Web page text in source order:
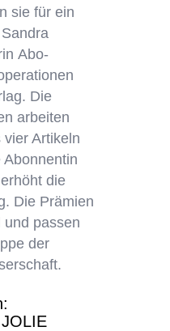
sie für ein
Abo-
Die
arbeiten
Artikeln
die
Die Prämien
und passen
der